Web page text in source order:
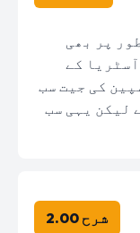
پر بھی
کے
کی جیت سب
لیکن یہی سب
شرح 2.00